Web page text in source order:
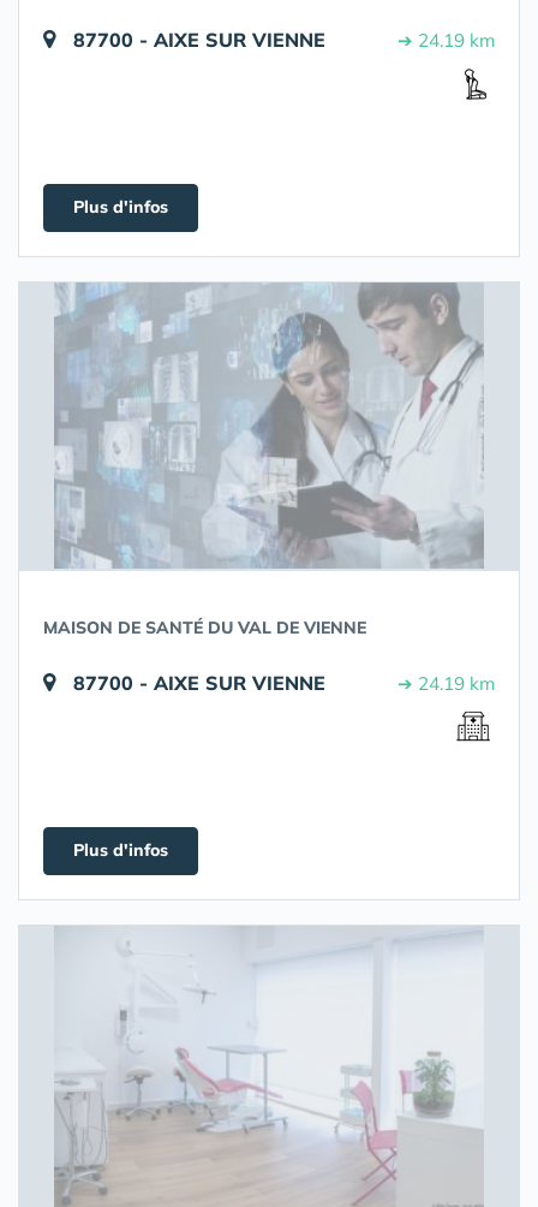
87700 - AIXE SUR VIENNE ➔ 24.19 km
Plus d'infos
MAISON DE SANTÉ DU VAL DE VIENNE
87700 - AIXE SUR VIENNE ➔ 24.19 km
Plus d'infos